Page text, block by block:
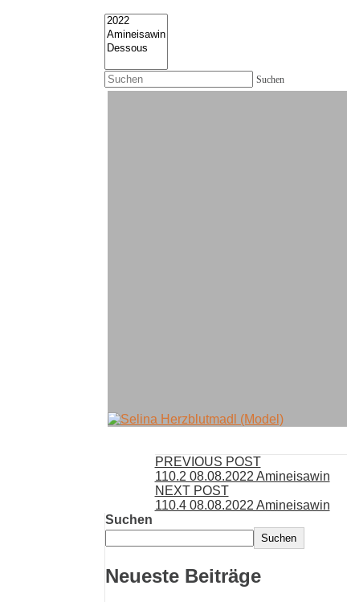
Suchen
PREVIOUS POST
110.2 08.08.2022 Amineisawin
NEXT POST
110.4 08.08.2022 Amineisawin
Suchen
Suchen
Neueste Beiträge